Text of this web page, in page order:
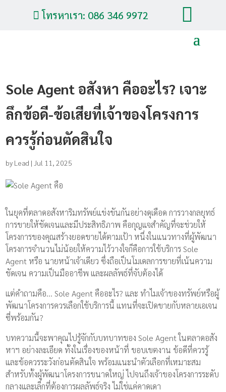
 โทรหาเรา: 086 346 9972 
Sole Agent อสังหา คืออะไร? เจาะ
ลึกข้อดี-ข้อเสียที่เจ้าของโครงการ
ควรรู้ก่อนตัดสินใจ
by Lead | Jul 11, 2025
ในยุคที่ตลาดอสังหาริมทรัพย์แข่งขันกันอย่างดุเดือด การวางกลยุทธ์
การขายให้ชัดเจนและมีประสิทธิภาพ คือกุญแจสำคัญที่จะช่วยให้
โครงการของคุณสร้างยอดขายได้ตามเป้า หนึ่งในแนวทางที่ผู้พัฒนา
โครงการจำนวนไม่น้อยให้ความไว้วางใจก็คือการใช้บริการ Sole
Agent หรือ นายหน้าเจ้าเดียว ซึ่งถือเป็นโมเดลการขายที่เน้นความ
ชัดเจน ความเป็นมืออาชีพ และผลลัพธ์ที่จับต้องได้
แต่คำถามคือ… Sole Agent คืออะไร? และ ทำไมเจ้าของทรัพย์หรือผู้
พัฒนาโครงการควรเลือกใช้บริการนี้ แทนที่จะเปิดขายกับหลายเอเจน
ซี่พร้อมกัน?
บทความนี้จะพาคุณไปรู้จักกับบทบาทของ Sole Agent ในตลาดอสัง
หาฯ อย่างละเอียด ทั้งในเรื่องของหน้าที่ ขอบเขตงาน ข้อดีที่ควรรู้
และข้อควรระวังก่อนตัดสินใจ พร้อมแนะนำตัวเลือกที่เหมาะสม
สำหรับทั้งผู้พัฒนาโครงการขนาดใหญ่ ไปจนถึงเจ้าของโครงการระดับ
กลางและเล็กที่ต้องการผลลัพธ์จริง ไม่ใช่แค่คาดเดา